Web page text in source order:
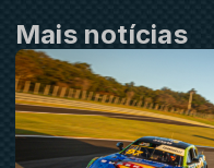
Mais notícias